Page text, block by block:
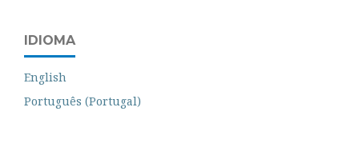
IDIOMA
English
Português (Portugal)